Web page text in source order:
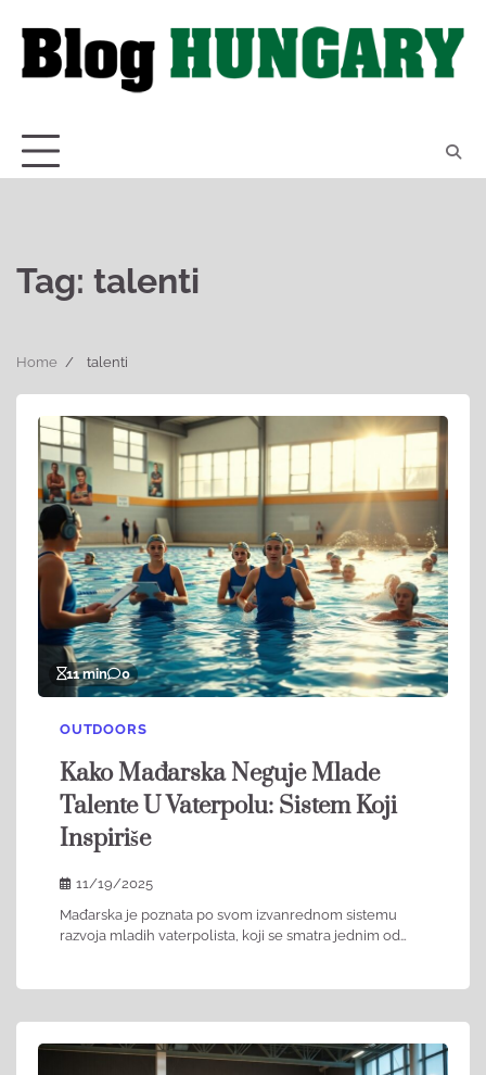
content
Tag: talenti
Home talenti
11 min 0
OUTDOORS
Kako Mađarska Neguje Mlade
Talente U Vaterpolu: Sistem Koji
Inspiriše
11/19/2025
Mađarska je poznata po svom izvanrednom sistemu
razvoja mladih vaterpolista, koji se smatra jednim od…